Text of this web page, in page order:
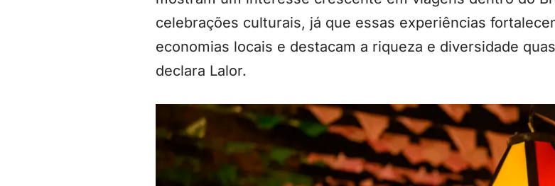
celebrações culturais, já que essas experiências
economias locais e destacam a riqueza e diversidade
declara Lalor.